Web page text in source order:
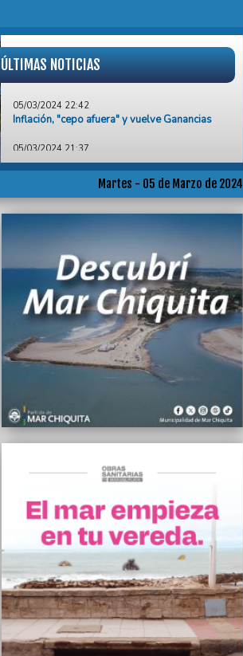
ÚLTIMAS NOTICIAS
Inflación, "cepo afuera" y vuelve Ganancias
Para los taxistas y remiseros, esta temporada
ha sido la peor que se pueda recordar
Mes a mes, las inauguraciones que anunció
Wischnivetzky para Mar Chiquita
Ruidosa protesta de pasteleros en las puertas
de La Fonte D´Oro por reclamo salarial
05/03/2024 16:49
Trabajadores del CDR Unzué realizaron una
protesta por el cierre del organismo
05/03/2024 15:33
Identifican al hombre asesinado en el barrio
05/03/2024 15:31
Total acatamiento al paro de colectivos en Mar
del Plata
05/03/2024 12:45
ampliación de Corredores Seguros
05/03/2024 08:34
El Gobierno Nacional cerrará 59 Centros de
Referencia y despedirá a más de 600
trabajadores
04/03/2024 23:01
Por el recorte de fondos nacionales, Provincia
suspendió la Jornada Completa en las
escuelas
Martes - 05 de Marzo de 2024